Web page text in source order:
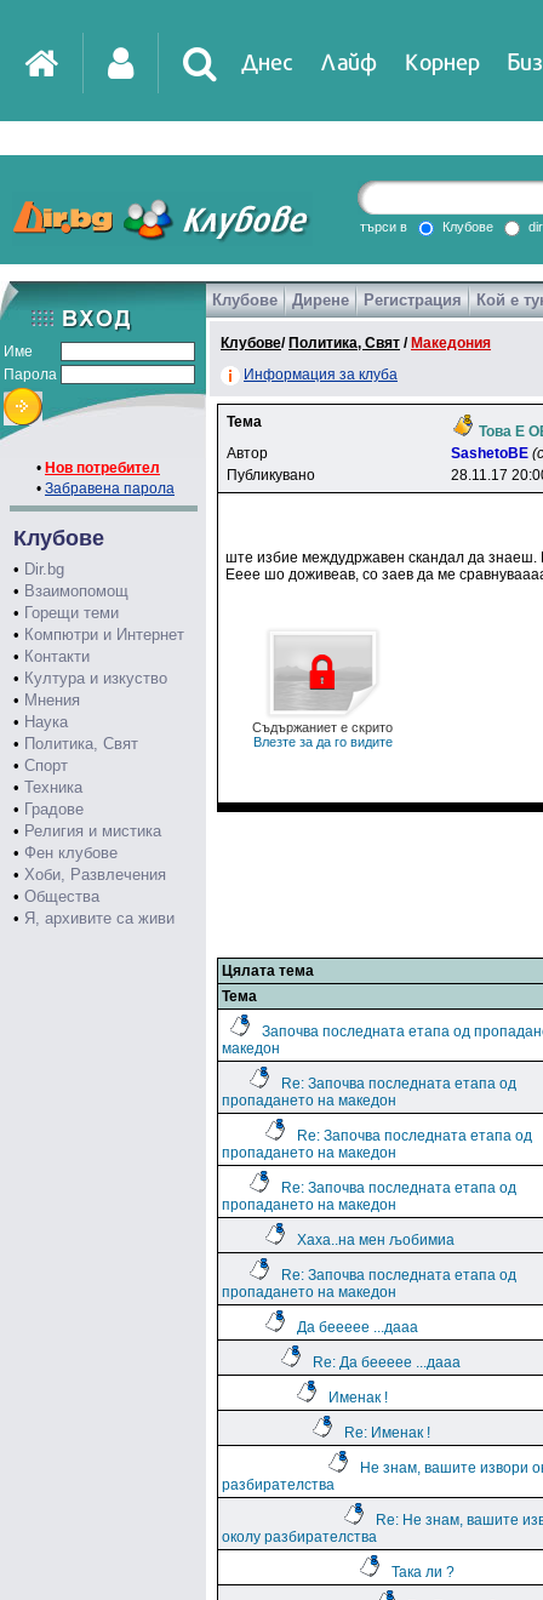
Днес Лайф Корнер
DirTV Impressio
Games
търси в Клубове
Име
Парола
• Нов потребител
• Забравена парола
Клубове
• Dir.bg
• Взаимопомощ
• Горещи теми
• Компютри и Интернет
• Контакти
• Култура и изкуство
• Мнения
• Наука
• Политика, Свят
• Спорт
• Техника
• Градове
• Религия и мистика
• Фен клубове
• Хоби, Развлечения
• Общества
• Я, архивите са живи
Клубове Дирене Регистрация Кой е
Клубове/ Политика, Свят / Македония
Информация за клуба
Тема
Това Е
Автор
SashetoBE
Публикувано
28.11.17
ште избие междудржавен скандал да знаеш.
Ееее шо доживеав, со заев да ме
Съдържаниет е скрито
Влезте за да го видите
Цялата тема
Тема
Започва последната етапа од
македон
Re: Започва последната етапа од
пропадането на македон
Re: Започва последната етапа од
пропадането на македон
Re: Започва последната етапа од
пропадането на македон
Хаха..на мен љобимиа
Re: Започва последната етапа од
пропадането на македон
Да беееее ...дааа
Re: Да беееее ...дааа
Именак !
Re: Именак !
Не знам, вашите извори
разбирателства
Re: Не знам, вашите
околу разбирателства
Така ли ?